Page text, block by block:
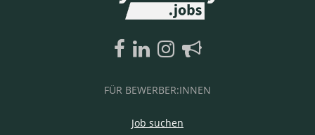
FÜR BEWERBER:INNEN
Job suchen